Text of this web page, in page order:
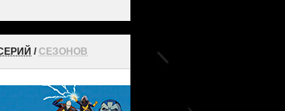
/СЕЗОНОВ